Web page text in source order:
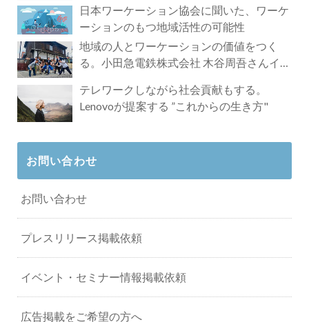
日本ワーケーション協会に聞いた、ワーケ
ーションのもつ地域活性の可能性
地域の人とワーケーションの価値をつく
る。小田急電鉄株式会社 木谷周吾さんイン
テレワークしながら社会貢献もする。
Lenovoが提案する ”これからの生き方"
お問い合わせ
お問い合わせ
プレスリリース掲載依頼
イベント・セミナー情報掲載依頼
広告掲載をご希望の方へ